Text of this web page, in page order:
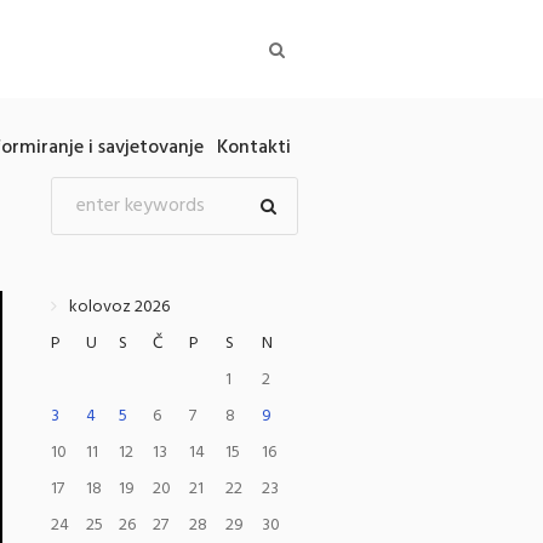
i savjetovanje Kontakti
kolovoz 2026
P
U S Č P S
N
1
2
3
4 5 6 7 8
9
10
11 12 13 14 15
16
17
18 19 20 21 22
23
24
25 26 27 28 29
30